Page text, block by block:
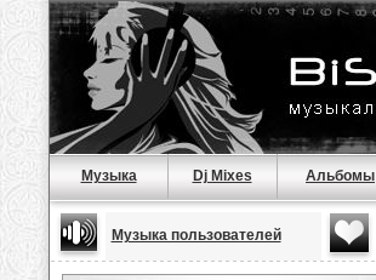
Музыка Dj Mixes Альбомы
Музыка пользователей